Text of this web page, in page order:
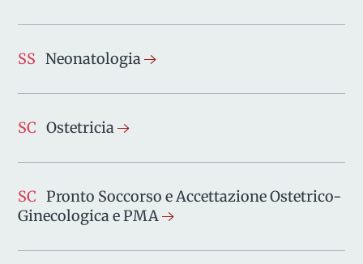
SS Neonatologia
SC Ostetricia
SC Pronto Soccorso e Accettazione Ostetrico-
Ginecologica e PMA